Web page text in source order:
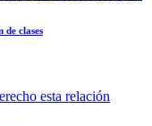
de clases